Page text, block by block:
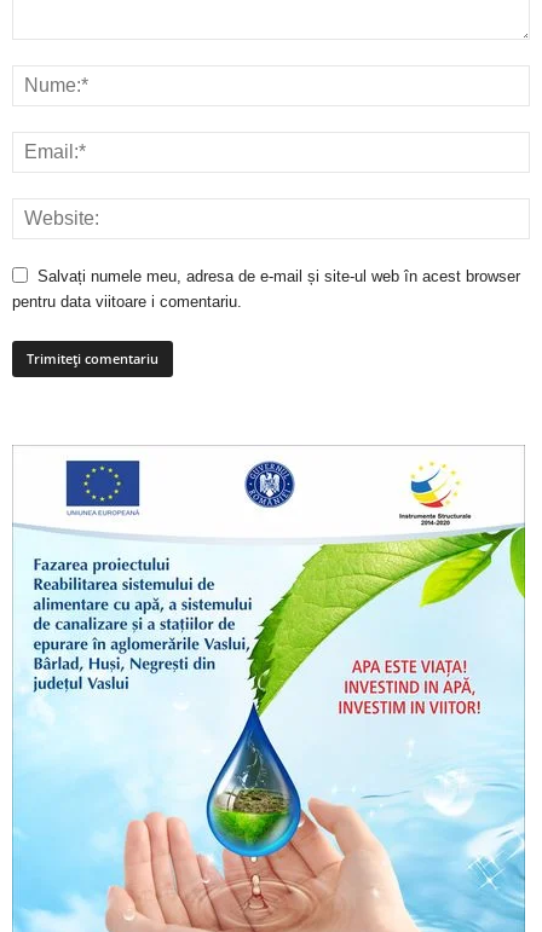
Salvați numele meu, adresa de e-mail și site-ul web în acest browser
pentru data viitoare i comentariu.